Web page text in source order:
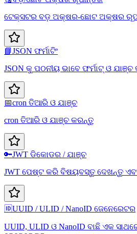
ଟେକ୍ସଟର ବଡ଼ ଅକ୍ଷର-ଛୋଟ ଅକ୍ଷର
📘JSON ଫର୍ମାଟିଂ
JSON କୁ ପଠନୀୟ ଭାବେ ଫର୍ମାଟ୍ ଓ
📅cron ତିଆରି ଓ ଯାଞ୍ଚ
cron ତିଆରି ଓ ଯାଞ୍ଚ କରନ୍ତୁ
🔑JWT ଡିକୋଡର / ଯାଞ୍ଚ
JWT ପେଷ୍ଟ କରି ବିଷୟବସ୍ତୁ ଦେଖନ୍ତୁ
🆔UUID / ULID / NanoID ଜେନେରେଟର
UUID, ULID ଓ NanoID ବାଛି ଏକ